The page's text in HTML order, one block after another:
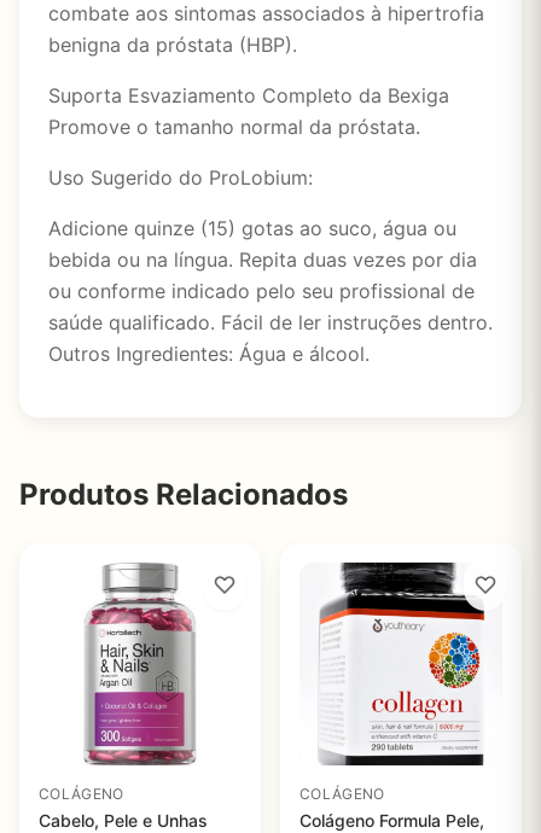
combate aos sintomas associados à hipertrofia
benigna da próstata (HBP).
Suporta Esvaziamento Completo da Bexiga
Promove o tamanho normal da próstata.
Uso Sugerido do ProLobium:
Adicione quinze (15) gotas ao suco, água ou
bebida ou na língua. Repita duas vezes por dia
ou conforme indicado pelo seu profissional de
saúde qualificado. Fácil de ler instruções dentro.
Outros Ingredientes: Água e álcool.
Produtos Relacionados
COLÁGENO
Cabelo, Pele e Unhas
COLÁGENO
Colágeno Formula Pele,